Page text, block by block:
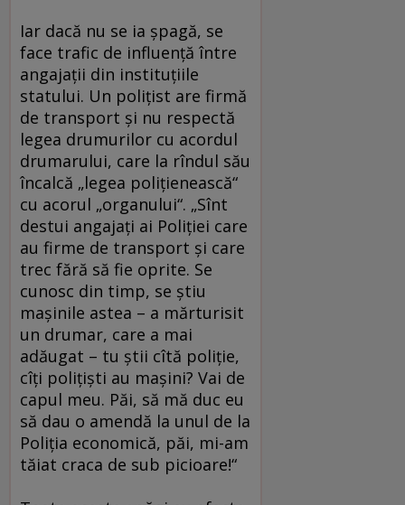
Iar dacă nu se ia şpagă, se
face trafic de influenţă între
angajaţii din instituţiile
statului. Un poliţist are firmă
de transport şi nu respectă
legea drumurilor cu acordul
drumarului, care la rîndul său
încalcă „legea poliţienească“
cu acorul „organului“. „Sînt
destui angajaţi ai Poliţiei care
au firme de transport şi care
trec fără să fie oprite. Se
cunosc din timp, se ştiu
maşinile astea – a mărturisit
un drumar, care a mai
adăugat – tu ştii cîtă poliţie,
cîţi poliţişti au maşini? Vai de
capul meu. Păi, să mă duc eu
să dau o amendă la unul de la
Poliţia economică, păi, mi-am
tăiat craca de sub picioare!“